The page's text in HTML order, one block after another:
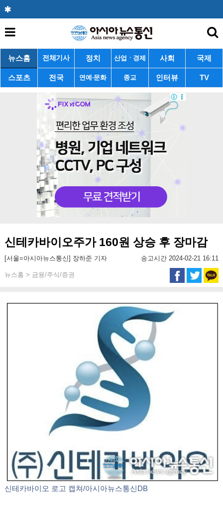
뉴스홈 전체기사 정치 산업ㆍ경제 사회 국제
스포츠 전국 연예·문화 종교 인터뷰 TV
신테카바이오주가 160원 상승 후 장마감
[서울=아시아뉴스통신] 장하준 기자 송고시간 2024-02-21 16:11
뉴스홈 > 금융/주식/증권
신테카바이오 로고 캡쳐/아시아뉴스통신DB